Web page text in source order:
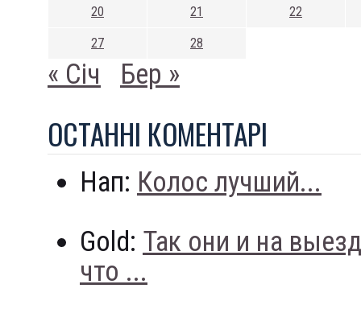
20 21 22
27 28
« Січ Бер »
ОСТАННI КОМЕНТАРI
Нап: Колос лучший...
Gold: Так они и на
что ...